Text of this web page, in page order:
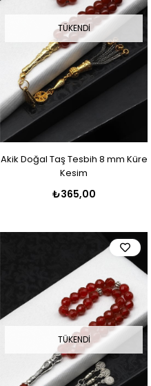
TÜKENDI
Akik Doğal Taş Tesbih 8 mm Küre
Kesim
₺365,00
TÜKENDI